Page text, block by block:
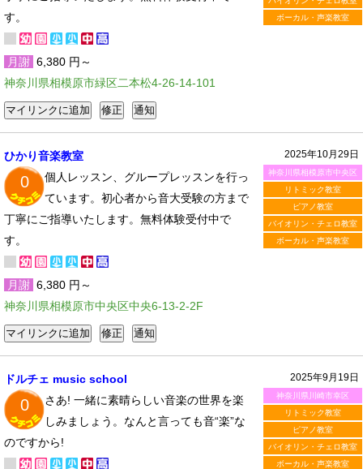
ボーカル・声楽教室
す。
月謝 6,380 円～
神奈川県相模原市緑区二本松4-26-14-101
2025年10月29日
神奈川県相模原市中央区
リトミック教室
ピアノ教室
バイオリン・チェロ教室
ボーカル・声楽教室
ひかり音楽教室
0
個人レッスン、グループレッスンを行っ
ています。初心者から音大受験の方まで
丁寧にご指導いたします。無料体験受付中で
す。
月謝 6,380 円～
神奈川県相模原市中央区中央6-13-2-2F
2025年9月19日
神奈川県川崎市幸区
リトミック教室
ピアノ教室
バイオリン・チェロ教室
ボーカル・声楽教室
ドルチェ music school
0
さあ! 一緒に素晴らしい音楽の世界を楽
しみましょう。なんと言っても音“楽”な
のですから!